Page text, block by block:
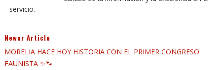
servicio.
Newer Article
MORELIA HACE HOY HISTORIA CON EL PRIMER CONGRESO
FAUNISTA ✨🐾